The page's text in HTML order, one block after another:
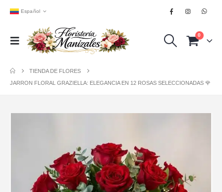
Español
0
TIENDA DE FLORES
JARRON FLORAL GRAZIELLA: ELEGANCIA EN 12 ROSAS SELECCIONADAS 🌹